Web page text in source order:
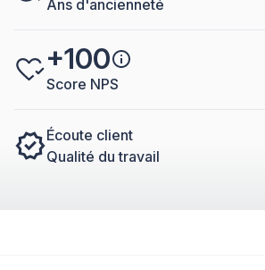
Ans d'ancienneté
+100
Score NPS
Écoute client
Qualité du travail